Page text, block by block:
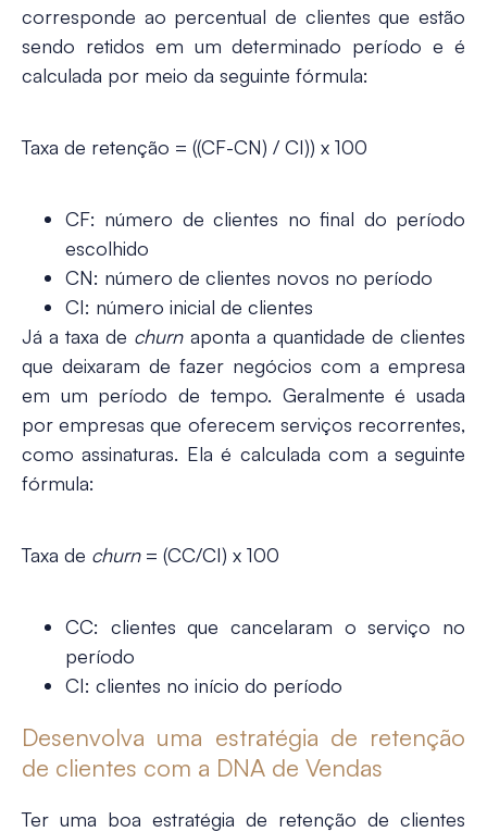
corresponde ao percentual de clientes que estão
sendo retidos em um determinado período e é
calculada por meio da seguinte fórmula:
Taxa de retenção = ((CF-CN) / CI)) x 100
CF: número de clientes no final do período
escolhido
CN: número de clientes novos no período
CI: número inicial de clientes
Já a taxa de churnaponta a quantidade de clientes
que deixaram de fazer negócios com a empresa
em um período de tempo. Geralmente é usada
por empresas que oferecem serviços recorrentes,
como assinaturas. Ela é calculada com a seguinte
fórmula:
Taxa de churn= (CC/CI) x 100
CC: clientes que cancelaram o serviço no
período
CI: clientes no início do período
Desenvolva uma estratégia de retenção
de clientes com a DNA de Vendas
Ter uma boa estratégia de retenção de clientes